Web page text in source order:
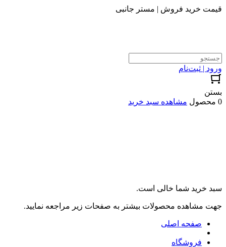
قیمت خرید فروش | مستر جانبی
ورود | ثبت‌نام
بستن
0 محصول
مشاهده سبد خرید
سبد خرید شما خالی است.
جهت مشاهده محصولات بیشتر به صفحات زیر مراجعه نمایید.
صفحه اصلی
فروشگاه